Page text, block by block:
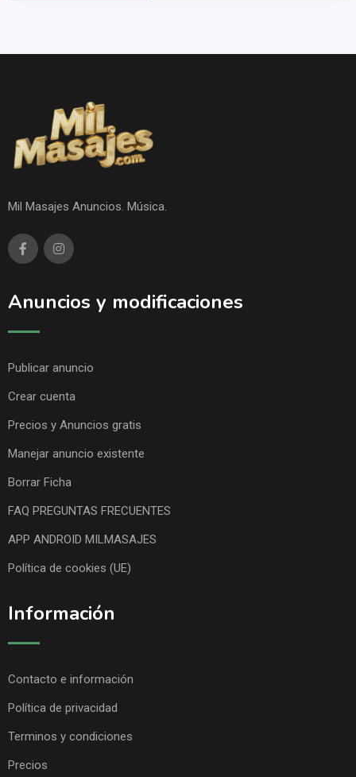
Mil Masajes Anuncios. Música.
Anuncios y modificaciones
Publicar anuncio
Crear cuenta
Precios y Anuncios gratis
Manejar anuncio existente
Borrar Ficha
FAQ PREGUNTAS FRECUENTES
APP ANDROID MILMASAJES
Política de cookies (UE)
Información
Contacto e información
Política de privacidad
Terminos y condiciones
Precios